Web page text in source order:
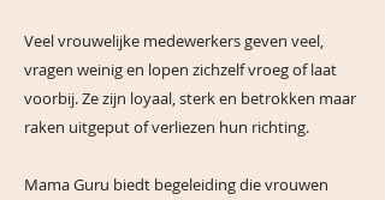
Veel vrouwelijke medewerkers geven veel,
vragen weinig en lopen zichzelf vroeg of laat
voorbij. Ze zijn loyaal, sterk en betrokken maar
raken uitgeput of verliezen hun richting.
Mama Guru biedt begeleiding die vrouwen